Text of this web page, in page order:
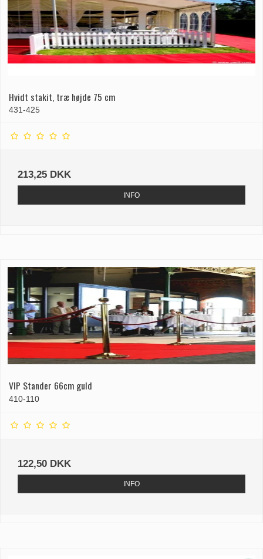
Hvidt stakit, træ højde 75 cm
431-425
213,25 DKK
INFO
VIP Stander 66cm guld
410-110
122,50 DKK
INFO